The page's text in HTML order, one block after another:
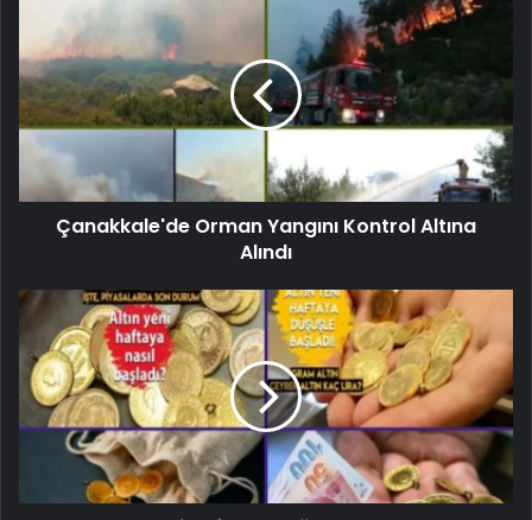
Çanakkale'de Orman Yangını Kontrol Altına
Alındı